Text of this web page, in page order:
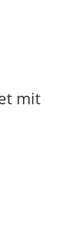
mit